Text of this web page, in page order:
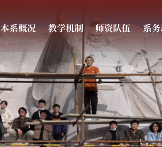
本系概况 教学机制 师资队伍 系